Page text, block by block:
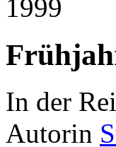
In der
Autorin